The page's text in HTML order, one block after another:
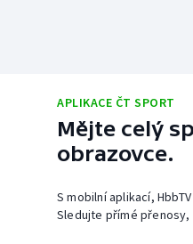
APLIKACE ČT SPORT
Mějte celý
obrazovce.
S mobilní aplikací,
Sledujte přímé přenosy,